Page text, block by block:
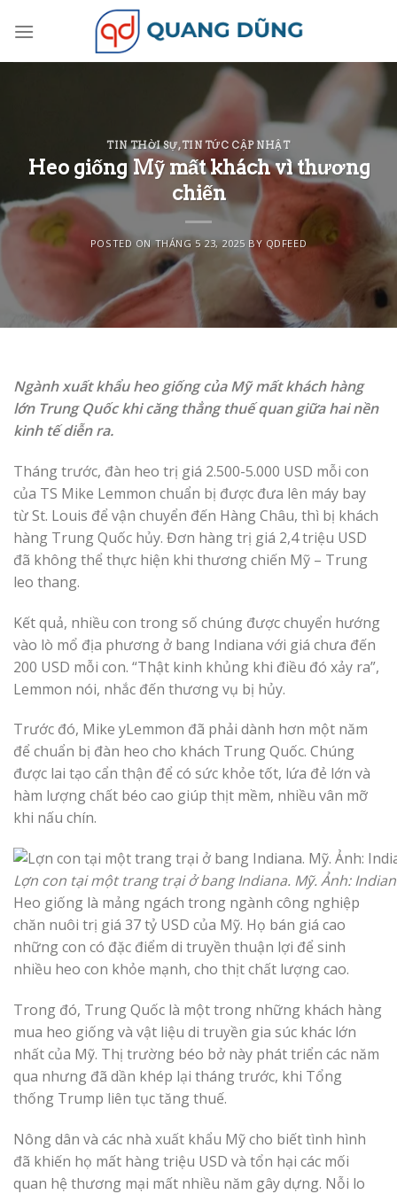
TIN THỜI SỰ,TIN TỨC CẬP NHẬT
Heo giống Mỹ mất khách vì thương
chiến
POSTED ONTHÁNG 5 23, 2025 BY QDFEED
Ngành xuất khẩu heo giống của Mỹ mất khách hàng
lớn Trung Quốc khi căng thẳng thuế quan giữa hai nền
kinh tế diễn ra.
Tháng trước, đàn heo trị giá 2.500-5.000 USD mỗi con
của TS Mike Lemmon chuẩn bị được đưa lên máy bay
từ St. Louis để vận chuyển đến Hàng Châu, thì bị khách
hàng Trung Quốc hủy. Đơn hàng trị giá 2,4 triệu USD
đã không thể thực hiện khi thương chiến Mỹ – Trung
leo thang.
Kết quả, nhiều con trong số chúng được chuyển hướng
vào lò mổ địa phương ở bang Indiana với giá chưa đến
200 USD mỗi con. “Thật kinh khủng khi điều đó xảy ra”,
Lemmon nói, nhắc đến thương vụ bị hủy.
Trước đó, Mike yLemmon đã phải dành hơn một năm
để chuẩn bị đàn heo cho khách Trung Quốc. Chúng
được lai tạo cẩn thận để có sức khỏe tốt, lứa đẻ lớn và
hàm lượng chất béo cao giúp thịt mềm, nhiều vân mỡ
khi nấu chín.
Lợn con tại một trang trại ở bang Indiana. Mỹ. Ảnh:
Heo giống là mảng ngách trong ngành công nghiệp
chăn nuôi trị giá 37 tỷ USD của Mỹ. Họ bán giá cao
những con có đặc điểm di truyền thuận lợi để sinh
nhiều heo con khỏe mạnh, cho thịt chất lượng cao.
Trong đó, Trung Quốc là một trong những khách hàng
mua heo giống và vật liệu di truyền gia súc khác lớn
nhất của Mỹ. Thị trường béo bở này phát triển các năm
qua nhưng đã dần khép lại tháng trước, khi Tổng
thống Trump liên tục tăng thuế.
Nông dân và các nhà xuất khẩu Mỹ cho biết tình hình
đã khiến họ mất hàng triệu USD và tổn hại các mối
quan hệ thương mại mất nhiều năm gây dựng. Nỗi lo